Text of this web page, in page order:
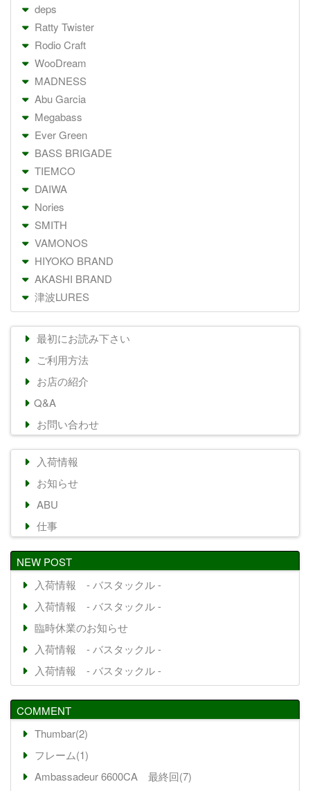
deps
Ratty Twister
Rodio Craft
WooDream
MADNESS
Abu Garcia
Megabass
Ever Green
BASS BRIGADE
TIEMCO
DAIWA
Nories
SMITH
VAMONOS
HIYOKO BRAND
AKASHI BRAND
津波LURES
最初にお読み下さい
ご利用方法
お店の紹介
Q&A
お問い合わせ
入荷情報
お知らせ
ABU
仕事
NEW POST
入荷情報 - バスタックル -
入荷情報 - バスタックル -
臨時休業のお知らせ
入荷情報 - バスタックル -
入荷情報 - バスタックル -
COMMENT
Thumbar(2)
フレーム(1)
Ambassadeur 6600CA 最終回(7)